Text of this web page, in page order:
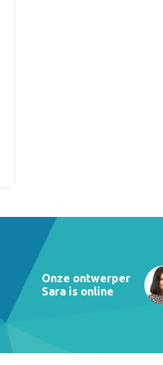
Onze ontwerper
Sara is online